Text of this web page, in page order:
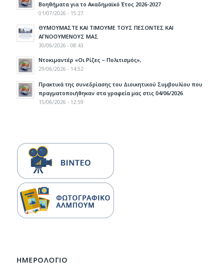
Βοηθήματα για το Ακαδημαϊκό Έτος 2026-2027
01/07/2026 - 15:27
ΘΥΜΟΥΜΑΣΤΕ ΚΑΙ ΤΙΜΟΥΜΕ ΤΟΥΣ ΠΕΣΟΝΤΕΣ ΚΑΙ
ΑΓΝΟΟΥΜΕΝΟΥΣ ΜΑΣ
30/06/2026 - 08:43
Ντοκιμαντέρ «Οι Ρίζες – Πολιτισμός»,
29/06/2026 - 14:52
Πρακτικά της συνεδρίασης του Διοικητικού Συμβουλίου που
πραγματοποιήθηκαν στα γραφεία μας στις 04/06/2026
15/06/2026 - 12:59
ΗΜΕΡΟΛΟΓΙΟ